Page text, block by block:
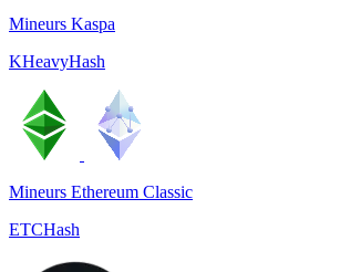
Mineurs Kaspa
KHeavyHash
Mineurs Ethereum Classic
ETCHash